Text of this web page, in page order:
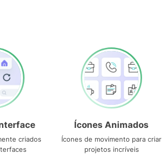
criados
Ícones Animados
Ícones de movimento para criar
projetos incríveis